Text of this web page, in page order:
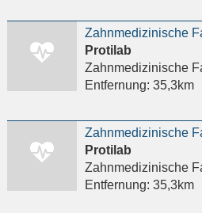
Protilab
Zahnmedizinische
Entfernung: 35,3km
Protilab
Zahnmedizinische
Entfernung: 35,3km